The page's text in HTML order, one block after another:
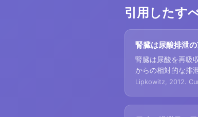
引用したす
腎臓は尿酸排泄
腎臓は尿酸を再吸
からの相対的な排
Lipkowitz, 2012.